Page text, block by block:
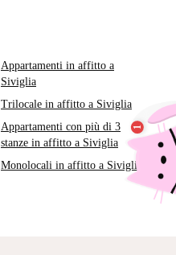
Appartamenti in affitto a
Siviglia
Trilocale in affitto a Siviglia
Appartamenti con più di 3
stanze in affitto a Siviglia
Monolocali in affitto a Siviglia